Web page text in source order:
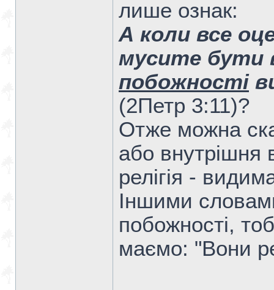
лише ознак:
А коли все
мусите бути
побожності
(2Петр 3:11)?
Отже можна
або внутрішня
релігія -
Іншими
побожності,
маємо: "Вони